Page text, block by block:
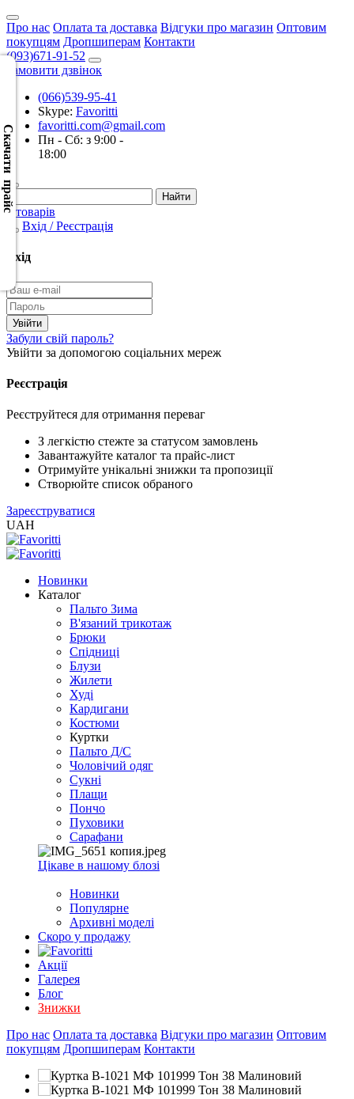
Про нас Оплата та доставка Відгуки про магазин Оптовим
покупцям Дропшиперам Контакти
(093)671-91-52
Замовити дзвінок
(066)539-95-41
Skype: Favoritti
favoritti.com@gmail.com
Пн - Сб: з 9:00 -
18:00
0 товарів
Вхід / Реєстрація
Вхід
Забули свій пароль?
Увійти за допомогою соціальних мереж
Реєстрація
Реєструйтеся для отримання переваг
З легкістю стежте за статусом замовлень
Завантажуйте каталог та прайс-лист
Отримуйте унікальні знижки та пропозиції
Створюйте список обраного
Зареєструватися
UAH
Новинки
Каталог
Пальто Зима
В'язаний трикотаж
Брюки
Спідниці
Блузи
Жилети
Худі
Кардигани
Костюми
Куртки
Пальто Д/С
Чоловічий одяг
Сукні
Плащи
Пончо
Пуховики
Сарафани
Цікаве в нашому блозі
Новинки
Популярне
Архивні моделі
Скоро у продажу
Акції
Галерея
Блог
Знижки
Про нас Оплата та доставка Відгуки про магазин Оптовим
покупцям Дропшиперам Контакти
Скачати прайс
Скачать
XML
(Розн.)
Скачать
XML
(Опт)
CSV
Скачать
CSV
(Опт)
XLS
EXCEL
(Розн.)
XLS
EXCEL
2005
(Опт)
XLSX